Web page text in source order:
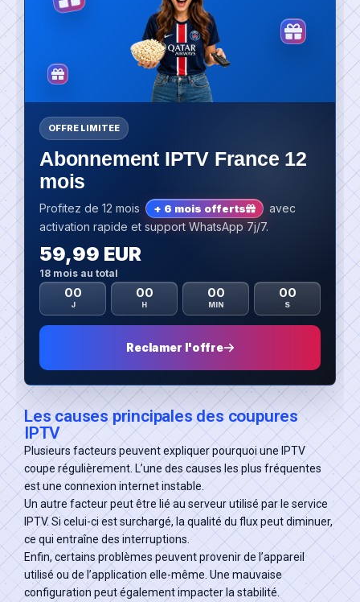
OFFRE LIMITEE
Abonnement IPTV France 12
mois
Profitez de 12 mois + 6 mois offerts
avec
activation rapide et support WhatsApp 7j/7.
59,99 EUR
18 mois au total
00
J
00
H
00
MIN
00
S
Reclamer l'offre
Les causes principales des coupures
IPTV
Plusieurs facteurs peuvent expliquer pourquoi une IPTV
coupe régulièrement. L’une des causes les plus fréquentes
est une connexion internet instable.
Un autre facteur peut être lié au serveur utilisé par le service
IPTV. Si celui-ci est surchargé, la qualité du flux peut diminuer,
ce qui entraîne des interruptions.
Enfin, certains problèmes peuvent provenir de l’appareil
utilisé ou de l’application elle-même. Une mauvaise
configuration peut également impacter la stabilité.